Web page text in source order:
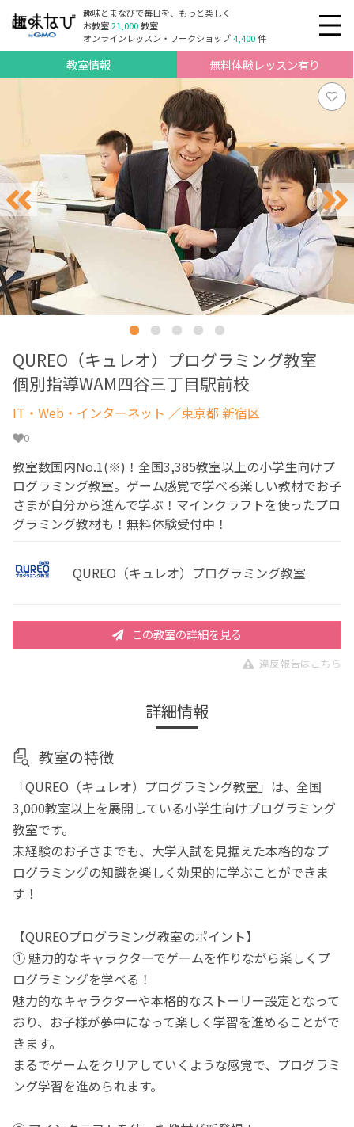
趣味とまなびで毎日を、もっと楽しく
お教室21,000教室
オンラインレッスン・ワークショップ4,400件
教室情報 無料体験レッスン有り
QUREO（キュレオ）プログラミング教室
個別指導WAM四谷三丁目駅前校
IT・Web・インターネット ／東京都 新宿区
0
教室数国内No.1(※)！全国3,385教室以上の小学生向けプ
ログラミング教室。ゲーム感覚で学べる楽しい教材でお子
さまが自分から進んで学ぶ！マインクラフトを使ったプロ
グラミング教材も！無料体験受付中！
QUREO（キュレオ）プログラミング教室
この教室の詳細を見る
違反報告はこちら
詳細情報
教室の特徴
「QUREO（キュレオ）プログラミング教室」は、全国
3,000教室以上を展開している小学生向けプログラミング
教室です。
未経験のお子さまでも、大学入試を見据えた本格的なプ
ログラミングの知識を楽しく効果的に学ぶことができま
す！
【QUREOプログラミング教室のポイント】
① 魅力的なキャラクターでゲームを作りながら楽しくプ
ログラミングを学べる！
魅力的なキャラクターや本格的なストーリー設定となって
おり、お子様が夢中になって楽しく学習を進めることがで
きます。
まるでゲームをクリアしていくような感覚で、プログラミ
ング学習を進められます。